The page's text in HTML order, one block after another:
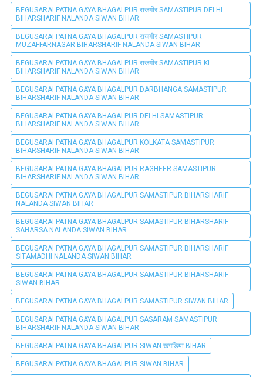
BEGUSARAI PATNA GAYA BHAGALPUR राजगीर SAMASTIPUR DELHI
BIHARSHARIF NALANDA SIWAN BIHAR
BEGUSARAI PATNA GAYA BHAGALPUR राजगीर SAMASTIPUR
MUZAFFARNAGAR BIHARSHARIF NALANDA SIWAN BIHAR
BEGUSARAI PATNA GAYA BHAGALPUR राजगीर SAMASTIPUR KI
BIHARSHARIF NALANDA SIWAN BIHAR
BEGUSARAI PATNA GAYA BHAGALPUR DARBHANGA SAMASTIPUR
BIHARSHARIF NALANDA SIWAN BIHAR
BEGUSARAI PATNA GAYA BHAGALPUR DELHI SAMASTIPUR
BIHARSHARIF NALANDA SIWAN BIHAR
BEGUSARAI PATNA GAYA BHAGALPUR KOLKATA SAMASTIPUR
BIHARSHARIF NALANDA SIWAN BIHAR
BEGUSARAI PATNA GAYA BHAGALPUR RAGHEER SAMASTIPUR
BIHARSHARIF NALANDA SIWAN BIHAR
BEGUSARAI PATNA GAYA BHAGALPUR SAMASTIPUR BIHARSHARIF
NALANDA SIWAN BIHAR
BEGUSARAI PATNA GAYA BHAGALPUR SAMASTIPUR BIHARSHARIF
SAHARSA NALANDA SIWAN BIHAR
BEGUSARAI PATNA GAYA BHAGALPUR SAMASTIPUR BIHARSHARIF
SITAMADHI NALANDA SIWAN BIHAR
BEGUSARAI PATNA GAYA BHAGALPUR SAMASTIPUR BIHARSHARIF
SIWAN BIHAR
BEGUSARAI PATNA GAYA BHAGALPUR SAMASTIPUR SIWAN BIHAR
BEGUSARAI PATNA GAYA BHAGALPUR SASARAM SAMASTIPUR
BIHARSHARIF NALANDA SIWAN BIHAR
BEGUSARAI PATNA GAYA BHAGALPUR SIWAN खगड़िया BIHAR
BEGUSARAI PATNA GAYA BHAGALPUR SIWAN BIHAR